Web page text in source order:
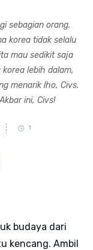
sebagian orang.
korea tidak selalu
mau sedikit saja
lebih dalam,
menarik lho, Civs.
ini, Civs!
1
budaya dari
kencang. Ambil